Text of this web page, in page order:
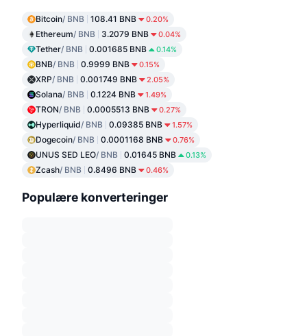
Bitcoin/ BNB 108.41 BNB 0.20%
Ethereum/ BNB 3.2079 BNB 0.04%
Tether/ BNB 0.001685 BNB 0.14%
BNB/ BNB 0.9999 BNB 0.15%
XRP/ BNB 0.001749 BNB 2.05%
Solana/ BNB 0.1224 BNB 1.49%
TRON/ BNB 0.0005513 BNB 0.27%
Hyperliquid/ BNB 0.09385 BNB 1.57%
Dogecoin/ BNB 0.0001168 BNB 0.76%
UNUS SED LEO/ BNB 0.01645 BNB 0.13%
Zcash/ BNB 0.8496 BNB 0.46%
Populære konverteringer